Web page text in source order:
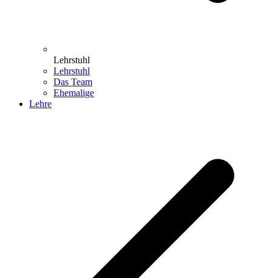
Lehrstuhl
Lehrstuhl
Das Team
Ehemalige
Lehre